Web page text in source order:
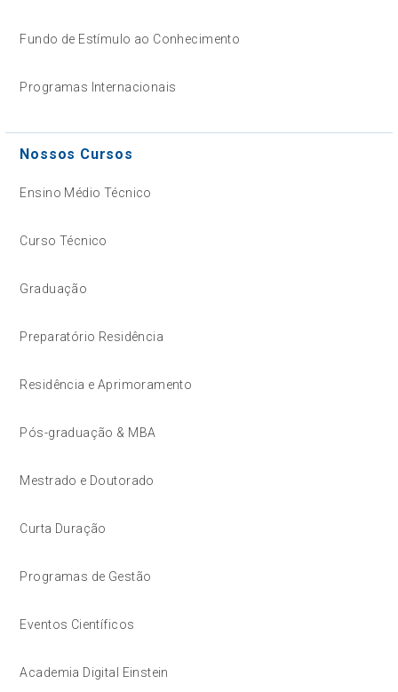
Fundo de Estímulo ao Conhecimento
Programas Internacionais
Nossos Cursos
Ensino Médio Técnico
Curso Técnico
Graduação
Preparatório Residência
Residência e Aprimoramento
Pós-graduação & MBA
Mestrado e Doutorado
Curta Duração
Programas de Gestão
Eventos Científicos
Academia Digital Einstein